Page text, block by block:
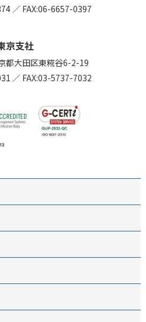
／ FAX:06-6657-0397
京支社
都大田区東糀谷6-2-19
／ FAX:03-5737-7032